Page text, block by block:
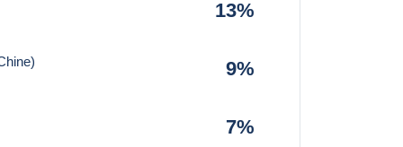
13%
9%
7%